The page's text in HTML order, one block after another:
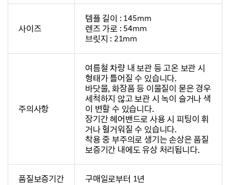
사이즈
템플 길이 : 145mm
렌즈 가로 : 54mm
브릿지 : 21mm
주의사항
여름철 차량 내 보관 등 고온 보관 시
형태가 틀어질 수 있습니다.
바닷물, 화장품 등 이물질이 묻은 경우
세척하지 않고 보관 시 녹이 슬거나 색
이 변할 수 있습니다.
장기간 헤어밴드로 사용 시 피팅이 휘
거나 헐거워질 수 있습니다.
착용 중 부주의로 생기는 손상은 품질
보증기간 내에도 유상 처리됩니다.
품질보증기간 구매일로부터 1년